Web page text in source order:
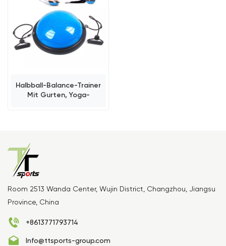
Halbball-Balance-Trainer
Mit Gurten, Yoga-
Room 2513 Wanda Center, Wujin District, Changzhou, Jiangsu
Province, China
+8613771793714
Info@ttsports-group.com